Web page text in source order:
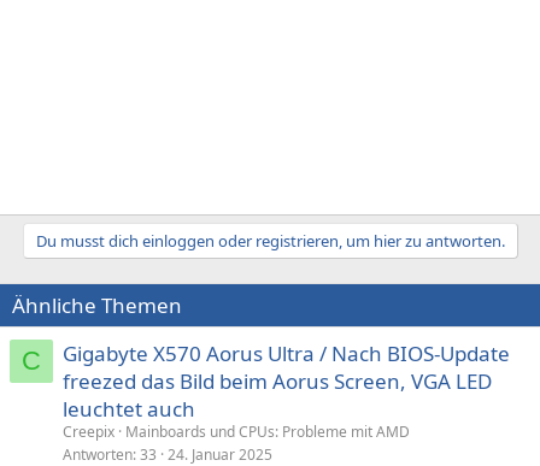
Du musst dich einloggen oder registrieren, um hier zu antworten.
Ähnliche Themen
C
Gigabyte X570 Aorus Ultra / Nach BIOS-Update
freezed das Bild beim Aorus Screen, VGA LED
leuchtet auch
Creepix Mainboards und CPUs: Probleme mit AMD
Antworten 33 24. Januar 2025